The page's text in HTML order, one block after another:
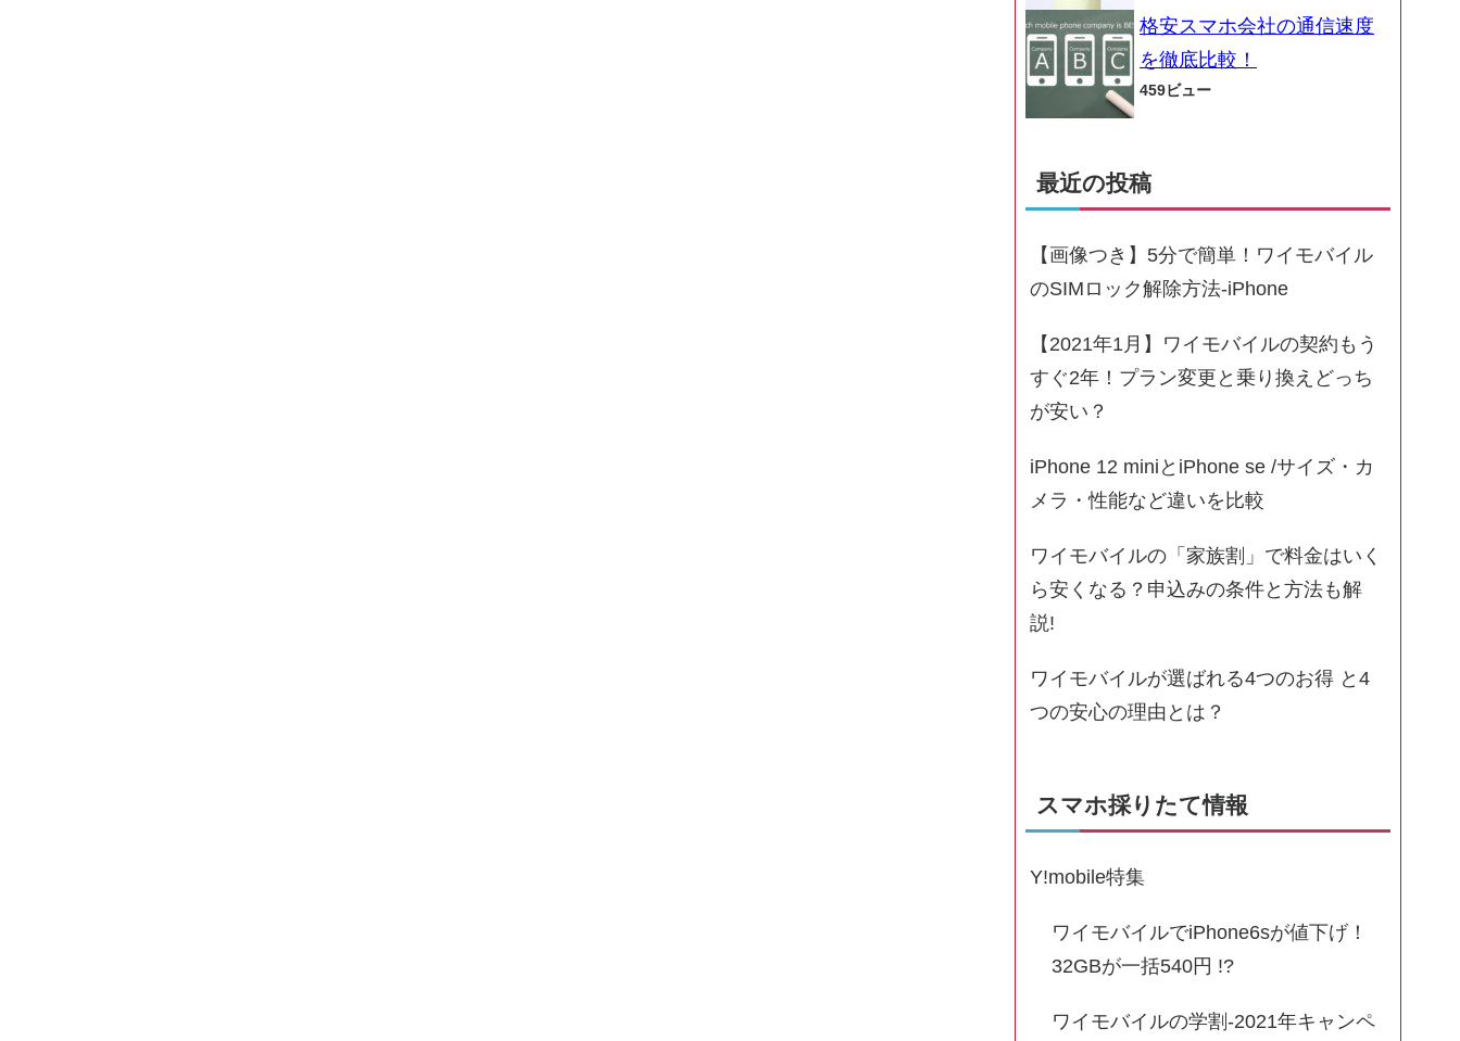
格安スマホ会社の通信速度
を徹底比較！
459ビュー
最近の投稿
【画像つき】5分で簡単！ワイモバイル
のSIMロック解除方法-iPhone
【2021年1月】ワイモバイルの契約もう
すぐ2年！プラン変更と乗り換えどっち
が安い？
iPhone 12 miniとiPhone se /サイズ・カ
メラ・性能など違いを比較
ワイモバイルの「家族割」で料金はいく
ら安くなる？申込みの条件と方法も解
説!
ワイモバイルが選ばれる4つのお得 と4
つの安心の理由とは？
スマホ採りたて情報
Y!mobile特集
ワイモバイルでiPhone6sが値下げ！
32GBが一括540円 !?
ワイモバイルの学割-2021年キャンペ